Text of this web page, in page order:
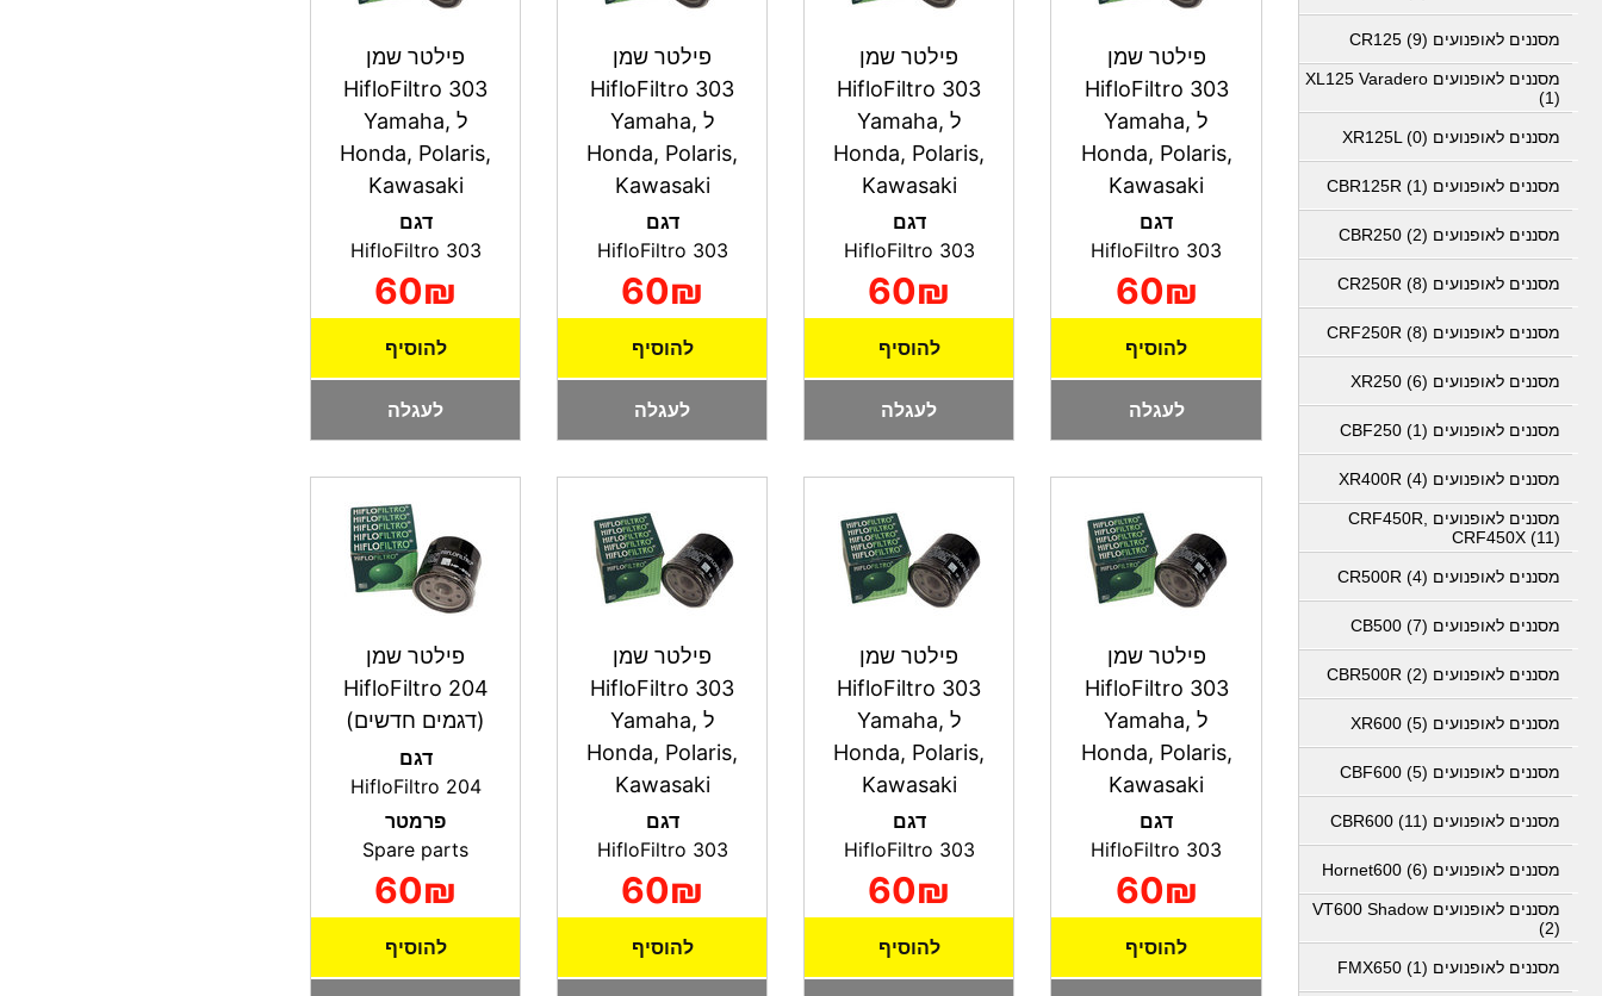
מסננים לאופנועים CR125 (9)
מסננים לאופנועים XL125 Varadero
(1)
מסננים לאופנועים XR125L (0)
מסננים לאופנועים CBR125R (1)
מסננים לאופנועים CBR250 (2)
מסננים לאופנועים CR250R (8)
מסננים לאופנועים CRF250R (8)
מסננים לאופנועים XR250 (6)
מסננים לאופנועים CBF250 (1)
מסננים לאופנועים XR400R (4)
מסננים לאופנועים CRF450R,
CRF450X (11)
מסננים לאופנועים CR500R (4)
מסננים לאופנועים CB500 (7)
מסננים לאופנועים CBR500R (2)
מסננים לאופנועים XR600 (5)
מסננים לאופנועים CBF600 (5)
מסננים לאופנועים CBR600 (11)
מסננים לאופנועים Hornet600 (6)
מסננים לאופנועים VT600 Shadow
(2)
מסננים לאופנועים FMX650 (1)
פילטר שמן
HifloFiltro 303
ל Yamaha,
Honda, Polaris,
Kawasaki
דגם
60₪
להוסיף
לעגלה
פילטר שמן
HifloFiltro 303
ל Yamaha,
Honda, Polaris,
Kawasaki
דגם
60₪
להוסיף
לעגלה
פילטר שמן
HifloFiltro 303
ל Yamaha,
Honda, Polaris,
Kawasaki
דגם
60₪
להוסיף
לעגלה
פילטר שמן
HifloFiltro 303
ל Yamaha,
Honda, Polaris,
Kawasaki
דגם
60₪
להוסיף
לעגלה
פילטר שמן
HifloFiltro 303
ל Yamaha,
Honda, Polaris,
Kawasaki
דגם
60₪
להוסיף
פילטר שמן
HifloFiltro 303
ל Yamaha,
Honda, Polaris,
Kawasaki
דגם
60₪
להוסיף
פילטר שמן
HifloFiltro 303
ל Yamaha,
Honda, Polaris,
Kawasaki
דגם
60₪
להוסיף
פילטר שמן
HifloFiltro 204
(דגמים חדשים)
דגם
HifloFiltro 204
פרמטר
60₪
להוסיף